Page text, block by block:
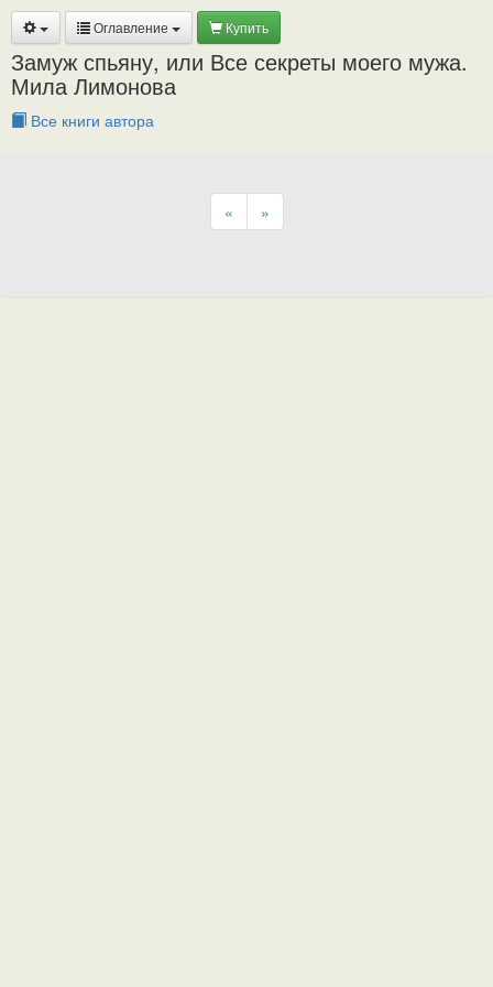
Оглавление Купить
Замуж спьяну, или Все секреты моего мужа.
Мила Лимонова
Все книги автора
« »